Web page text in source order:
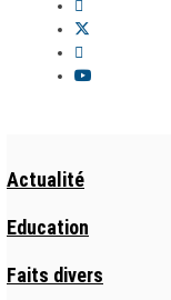
Actualité
Education
Faits divers